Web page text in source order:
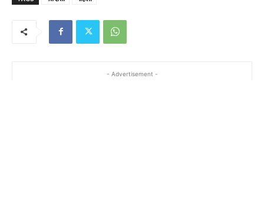
- Advertisement -